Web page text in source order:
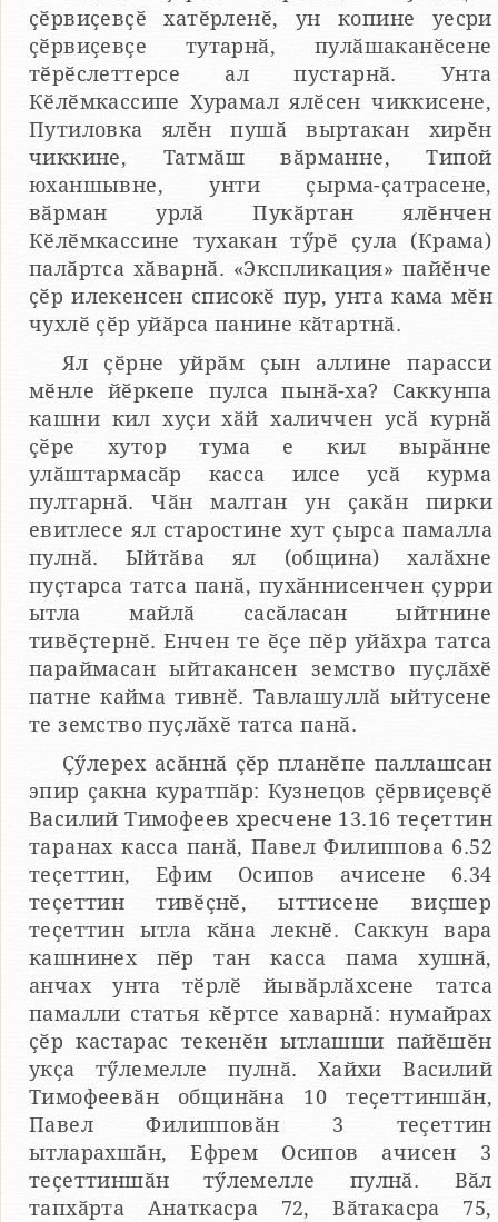
ҫӗрвиҫевҫӗ хатӗрленӗ, ун копине уесри
ҫӗрвиҫевҫе тутарнӑ, пулӑшаканӗсене
тӗрӗслеттерсе ал пустарнӑ. Унта
Кӗлӗмкассипе Хурамал ялӗсен чиккисене,
Путиловка ялӗн пушӑ выртакан хирӗн
чиккине, Татмӑш вӑрманне, Типой
юханшывне, унти ҫырма-ҫатрасене,
вӑрман урлӑ Пукӑртан ялӗнчен
Кӗлӗмкассине тухакан тӳрӗ ҫула (Крама)
палӑртса хӑварнӑ. «Экспликация» пайӗнче
ҫӗр илекенсен списокӗ пур, унта кама мӗн
чухлӗ ҫӗр уйӑрса панине кӑтартнӑ.
Ял ҫӗрне уйрӑм ҫын аллине парасси
мӗнле йӗркепе пулса пынӑ-ха? Саккунпа
кашни кил хуҫи хӑй халиччен усӑ курнӑ
ҫӗре хутор тума е кил вырӑнне
улӑштармасӑр касса илсе усӑ курма
пултарнӑ. Чӑн малтан ун ҫакӑн пирки
евитлесе ял старостине хут ҫырса памалла
пулнӑ. Ыйтӑва ял (община) халӑхне
пуҫтарса татса панӑ, пухӑннисенчен ҫурри
ытла майлӑ сасӑласан ыйтнине
тивӗҫтернӗ. Енчен те ӗҫе пӗр уйӑхра татса
параймасан ыйтакансен земство пуҫлӑхӗ
патне кайма тивнӗ. Тавлашуллӑ ыйтусене
те земство пуҫлӑхӗ татса панӑ.
Ҫӳлерех асӑннӑ ҫӗр планӗпе паллашсан
эпир ҫакна куратпӑр: Кузнецов ҫӗрвиҫевҫӗ
Василий Тимофеев хресчене 13.16 теҫеттин
таранах касса панӑ, Павел Филиппова 6.52
теҫеттин, Ефим Осипов ачисене 6.34
теҫеттин тивӗҫнӗ, ыттисене виҫшер
теҫеттин ытла кӑна лекнӗ. Саккун вара
кашнинех пӗр тан касса пама хушнӑ,
анчах унта тӗрлӗ йывӑрлӑхсене татса
памалли статья кӗртсе хаварнӑ: нумайрах
ҫӗр кастарас текенӗн ытлашши пайӗшӗн
укҫа тӳлемелле пулнӑ. Хайхи Василий
Тимофеевӑн общинӑна 10 теҫеттиншӑн,
Павел Филипповӑн 3 теҫеттин
ытларахшӑн, Ефрем Осипов ачисен 3
теҫеттиншӑн тӳлемелле пулнӑ. Вӑл
тапхӑрта Анаткасра 72, Вӑтакасра 75,